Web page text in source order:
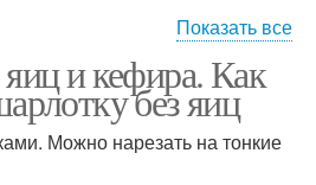
Вкусная шарлотка
Показать все
и кефира. Как
без яиц
Можно нарезать на тонкие